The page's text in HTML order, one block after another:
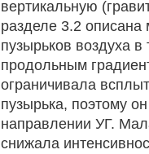
вертикальную
разделе 3.2 описана
пузырьков воздуха в
продольным
ограничивала
пузырька, поэтому
направлении УГ.
снижала